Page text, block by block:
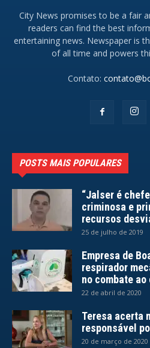
City News promises to be a fair
readers can find the best
entertaining news. Newspaper is
of all time and powers
Contato:
POSTS MAIS POPULARES
“Jalser é
criminosa e
recursos
25 de julho de 2019
Empresa de
respirador
no combate
22 de abril de 2020
Teresa acerta
responsável
20 de março de 2020